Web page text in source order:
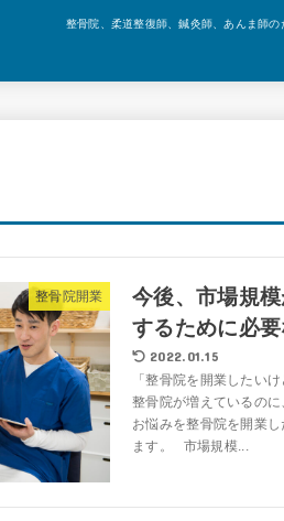
整骨院、柔道整復師、鍼灸師、あんま師
整骨院開業
今後、市場規
するために必
2022.01.15
「整骨院を開業したい
整骨院が増えているの
お悩みを整骨院を開業
ます。 市場規模...